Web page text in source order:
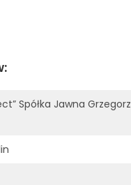
Spółka Jawna Grzegorz